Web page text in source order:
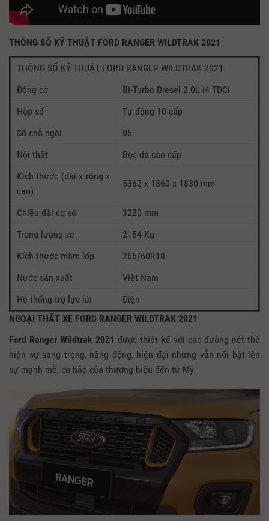
THÔNG SỐ KỸ THUẬT FORD RANGER WILDTRAK 2021
THÔNG SỐ KỸ THUẬT FORD RANGER WILDTRAK 2021
Động cơ
Bi-Turbo Diesel 2.0L i4 TDCi
Hộp số
Tự động 10 cấp
Số chỗ ngồi
05
Nội thất
Bọc da cao cấp
Kích thước (dài x rộng x
cao)
5362 x 1860 x 1830 mm
Chiều dài cơ sở
3220 mm
Trọng lượng xe
2154 Kg
Kích thước mâm lốp
265/60R18
Nước sản xuất
Việt Nam
Hệ thống trợ lực lái
Điện
NGOẠI THẤT XE FORD RANGER WILDTRAK 2021
Ford Ranger Wildtrak 2021 được thiết kế với các đường nét thể
hiện sự sang trọng, năng động, hiện đại nhưng vẫn nổi bật lên
sự mạnh mẽ, cơ bắp của thương hiệu đến từ Mỹ.